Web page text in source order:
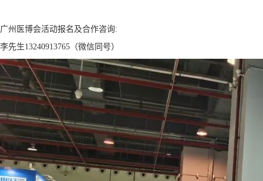
广州医博会活动报名及合作咨询:
李先生13240913765（微信同号）